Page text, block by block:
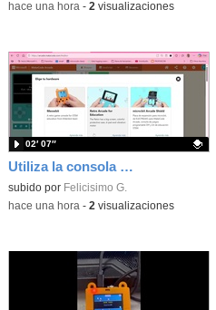
-hace una hora - 2 visualizaciones
Utiliza la consola Mewbit de Kittenbot para llevar tus juegos arcade de MakeCode a tu mano
Contenido educativo.
subido por Felicisimo G.
02′ 07″
-hace una hora - 2 visualizaciones